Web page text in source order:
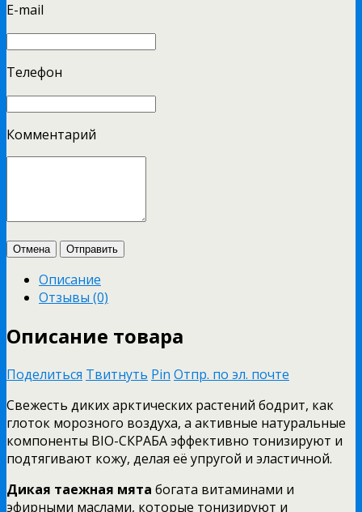
E-mail
Телефон
Комментарий
Отмена Отправить
Описание
Отзывы (0)
Описание товара
Поделиться Твитнуть Pin Отпр. по эл. почте
Свежесть диких арктических растений бодрит, как
глоток морозного воздуха, а активные натуральные
компоненты BIO-СКРАБА эффективно тонизируют и
подтягивают кожу, делая её упругой и эластичной.
Дикая таежная мята богата витаминами и
эфирными маслами, которые тонизируют и